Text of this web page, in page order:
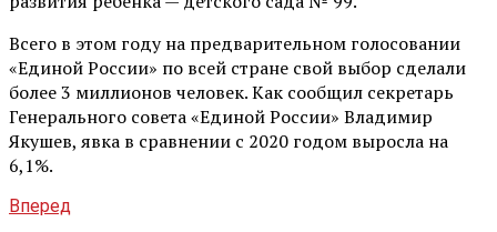
Всего в этом году на предварительном голосовании
«Единой России» по всей стране свой выбор сделали
более 3 миллионов человек. Как сообщил секретарь
Генерального совета «Единой России» Владимир
Якушев, явка в сравнении с 2020 годом выросла на
6,1%.
Вперед